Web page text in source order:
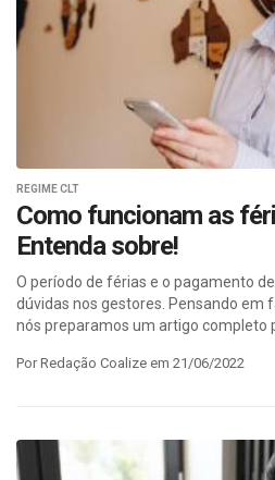
REGIME CLT
Como funcionam as
Entenda sobre!
O período de férias e o pagamento
dúvidas nos gestores. Pensando em
nós preparamos um artigo completo
Por Redação Coalize em 21/06/2022